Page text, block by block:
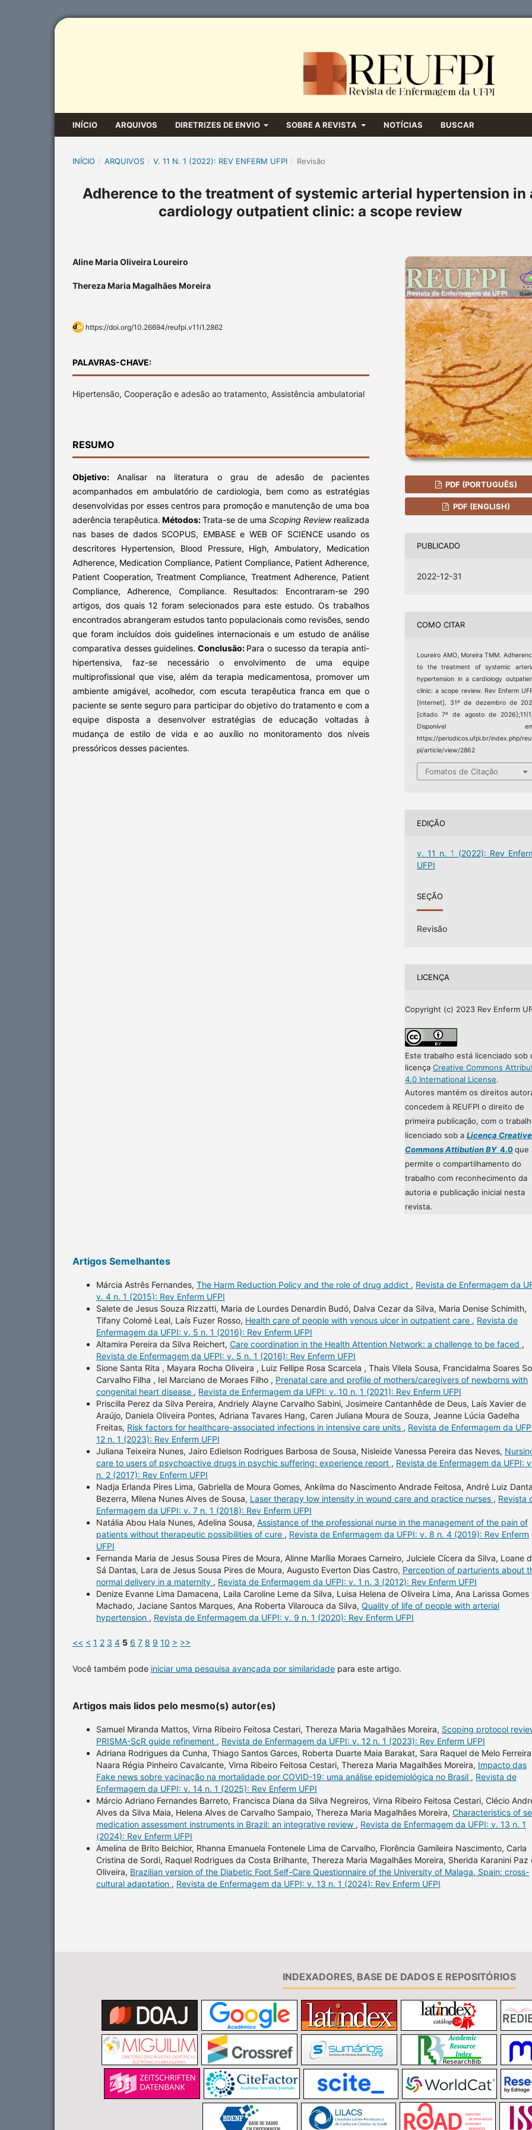
INÍCIO ARQUIVOS DIRETRIZES DE ENVIO SOBRE A REVISTA NOTÍCIAS BUSCAR
INÍCIO / ARQUIVOS / V. 11 N. 1 (2022): REV ENFERM UFPI / Revisão
Adherence to the treatment of systemic arterial hypertension in
cardiology outpatient clinic: a scope review
Aline Maria Oliveira Loureiro
Thereza Maria Magalhães Moreira
https://doi.org/10.26694/reufpi.v11i1.2862
PALAVRAS-CHAVE:
Hipertensão, Cooperação e adesão ao tratamento, Assistência ambulatorial
RESUMO
Objetivo:Analisar na literatura o grau de adesão de pacientes
acompanhados em ambulatório de cardiologia, bem como as estratégias
desenvolvidas por esses centros para promoção e manutenção de uma boa
aderência terapêutica. Métodos:Trata-se de uma Scoping Review realizada
nas bases de dados SCOPUS, EMBASE e WEB OF SCIENCE usando os
descritores Hypertension, Blood Pressure, High, Ambulatory, Medication
Adherence, Medication Compliance, Patient Compliance, Patient Adherence,
Patient Cooperation, Treatment Compliance, Treatment Adherence, Patient
Compliance, Adherence, Compliance. Resultados: Encontraram-se 290
artigos, dos quais 12 foram selecionados para este estudo. Os trabalhos
encontrados abrangeram estudos tanto populacionais como revisões, sendo
que foram incluídos dois guidelines internacionais e um estudo de análise
comparativa desses guidelines. Conclusão: Para o sucesso da terapia anti-
hipertensiva, faz-se necessário o envolvimento de uma equipe
multiprofissional que vise, além da terapia medicamentosa, promover um
ambiente amigável, acolhedor, com escuta terapêutica franca em que o
paciente se sente seguro para participar do objetivo do tratamento e com a
equipe disposta a desenvolver estratégias de educação voltadas à
mudança de estilo de vida e ao auxílio no monitoramento dos níveis
pressóricos desses pacientes.
PDF (PORTUGUÊS)
PDF (ENGLISH)
PUBLICADO
2022-12-31
COMO CITAR
Loureiro AMO, Moreira TMM.
to the treatment of systemic
hypertension in a cardiology
clinic: a scope review. Rev Enferm
[Internet]. 31º de dezembro de
[citado 7º de agosto de
Disponível
https://periodicos.ufpi.br/index.php/
pi/article/view/2862
Fomatos de Citação
EDIÇÃO
v. 11 n. 1 (2022): Rev
UFPI
SEÇÃO
Revisão
LICENÇA
Copyright (c) 2023 Rev Enferm
Este trabalho está licenciado sob
licença Creative Commons
4.0 International License.
Autores mantém os direitos
concedem à REUFPI o direito de
primeira publicação, com o
licenciado sob a Licença Creative
Commons Attibution BY4.0que
permite o compartilhamento do
trabalho com reconhecimento da
autoria e publicação inicial nesta
revista.
Artigos Semelhantes
Márcia Astrês Fernandes, The Harm Reduction Policy and the role of drug addict , Revista de Enfermagem da
v. 4 n. 1 (2015): Rev Enferm UFPI
Salete de Jesus Souza Rizzatti, Maria de Lourdes Denardin Budó, Dalva Cezar da Silva, Maria Denise Schimith,
Tifany Colomé Leal, Laís Fuzer Rosso, Health care of people with venous ulcer in outpatient care , Revista de
Enfermagem da UFPI: v. 5 n. 1 (2016): Rev Enferm UFPI
Altamira Pereira da Silva Reichert, Care coordination in the Health Attention Network: a challenge to be faced ,
Revista de Enfermagem da UFPI: v. 5 n. 1 (2016): Rev Enferm UFPI
Sione Santa Rita , Mayara Rocha Oliveira , Luiz Fellipe Rosa Scarcela , Thais Vilela Sousa, Francidalma Soares
Carvalho Filha , Iel Marciano de Moraes Filho , Prenatal care and profile of mothers/caregivers of newborns with
congenital heart disease , Revista de Enfermagem da UFPI: v. 10 n. 1 (2021): Rev Enferm UFPI
Priscilla Perez da Silva Pereira, Andriely Alayne Carvalho Sabini, Josimeire Cantanhêde de Deus, Laís Xavier de
Araújo, Daniela Oliveira Pontes, Adriana Tavares Hang, Caren Juliana Moura de Souza, Jeanne Lúcia Gadelha
Freitas, Risk factors for healthcare-associated infections in intensive care units , Revista de Enfermagem da
12 n. 1 (2023): Rev Enferm UFPI
Juliana Teixeira Nunes, Jairo Edielson Rodrigues Barbosa de Sousa, Nisleide Vanessa Pereira das Neves,
care to users of psychoactive drugs in psychic suffering: experience report , Revista de Enfermagem da UFPI:
n. 2 (2017): Rev Enferm UFPI
Nadja Erlanda Pires Lima, Gabriella de Moura Gomes, Ankilma do Nascimento Andrade Feitosa, André Luiz
Bezerra, Milena Nunes Alves de Sousa, Laser therapy low intensity in wound care and practice nurses , Revista
Enfermagem da UFPI: v. 7 n. 1 (2018): Rev Enferm UFPI
Natália Abou Hala Nunes, Adelina Sousa, Assistance of the professional nurse in the management of the pain of
patients without therapeutic possibilities of cure , Revista de Enfermagem da UFPI: v. 8 n. 4 (2019): Rev Enferm
UFPI
Fernanda Maria de Jesus Sousa Pires de Moura, Alinne Marília Moraes Carneiro, Julciele Cícera da Silva, Loane
Sá Dantas, Lara de Jesus Sousa Pires de Moura, Augusto Everton Dias Castro, Perception of parturients about
normal delivery in a maternity , Revista de Enfermagem da UFPI: v. 1 n. 3 (2012): Rev Enferm UFPI
Denize Evanne Lima Damacena, Laila Caroline Leme da Silva, Luisa Helena de Oliveira Lima, Ana Larissa Gomes
Machado, Jaciane Santos Marques, Ana Roberta Vilarouca da Silva, Quality of life of people with arterial
hypertension , Revista de Enfermagem da UFPI: v. 9 n. 1 (2020): Rev Enferm UFPI
<< < 1 2 3 4 5 6 7 8 9 10 > >>
Você também pode iniciar uma pesquisa avançada por similaridade para este artigo.
Artigos mais lidos pelo mesmo(s) autor(es)
Samuel Miranda Mattos, Virna Ribeiro Feitosa Cestari, Thereza Maria Magalhães Moreira, Scoping protocol
PRISMA-ScR guide refinement , Revista de Enfermagem da UFPI: v. 12 n. 1 (2023): Rev Enferm UFPI
Adriana Rodrigues da Cunha, Thiago Santos Garces, Roberta Duarte Maia Barakat, Sara Raquel de Melo
Naara Régia Pinheiro Cavalcante, Virna Ribeiro Feitosa Cestari, Thereza Maria Magalhães Moreira, Impacto das
Fake news sobre vacinação na mortalidade por COVID-19: uma análise epidemiológica no Brasil , Revista de
Enfermagem da UFPI: v. 14 n. 1 (2025): Rev Enferm UFPI
Márcio Adriano Fernandes Barreto, Francisca Diana da Silva Negreiros, Virna Ribeiro Feitosa Cestari, Clécio
Alves da Silva Maia, Helena Alves de Carvalho Sampaio, Thereza Maria Magalhães Moreira, Characteristics of
medication assessment instruments in Brazil: an integrative review , Revista de Enfermagem da UFPI: v. 13 n. 1
(2024): Rev Enferm UFPI
Amelina de Brito Belchior, Rhanna Emanuela Fontenele Lima de Carvalho, Florência Gamileira Nascimento, Carla
Cristina de Sordi, Raquel Rodrigues da Costa Brilhante, Thereza Maria Magalhães Moreira, Sherida Karanini Paz
Oliveira, Brazilian version of the Diabetic Foot Self-Care Questionnaire of the University of Malaga, Spain: cross-
cultural adaptation , Revista de Enfermagem da UFPI: v. 13 n. 1 (2024): Rev Enferm UFPI
INDEXADORES, BASE DE DADOS E REPOSITÓRIOS